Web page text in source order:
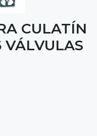
CULATÍN
VÁLVULAS